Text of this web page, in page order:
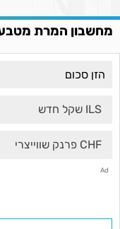
מחשבון המרת
ILS שקל חדש
CHF פרנק שווייצרי
Ad